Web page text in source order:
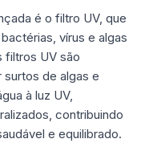
é o filtro UV, que
vírus e algas
filtros UV são
de algas e
à luz UV,
contribuindo
e equilibrado.